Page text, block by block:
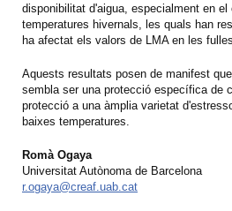
disponibilitat d'aigua, especialment en
temperatures hivernals, les quals han
ha afectat els valors de LMA en les
Aquests resultats posen de manifest
sembla ser una protecció específica de
protecció a una àmplia varietat
baixes temperatures.
Romà Ogaya
Universitat Autònoma de Barcelona
r.ogaya@creaf.uab.cat